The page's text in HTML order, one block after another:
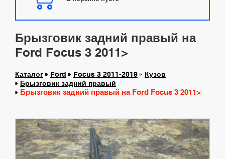
Брызговик задний правый на
Ford Focus 3 2011>
Каталог Ford Focus 3 2011-2019
Кузов
Брызговик задний правый
Брызговик задний правый на Ford Focus 3 2011>